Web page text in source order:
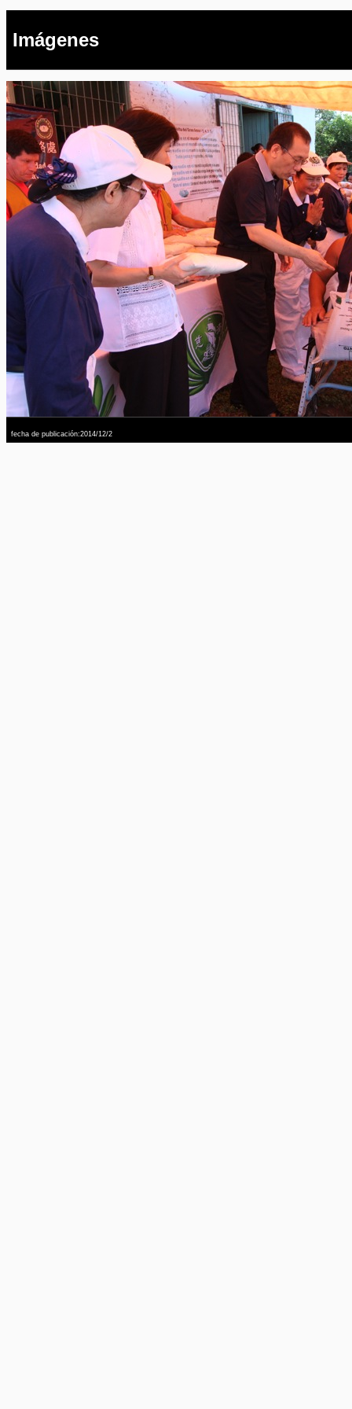
Imágenes
fecha de publicación:2014/12/2